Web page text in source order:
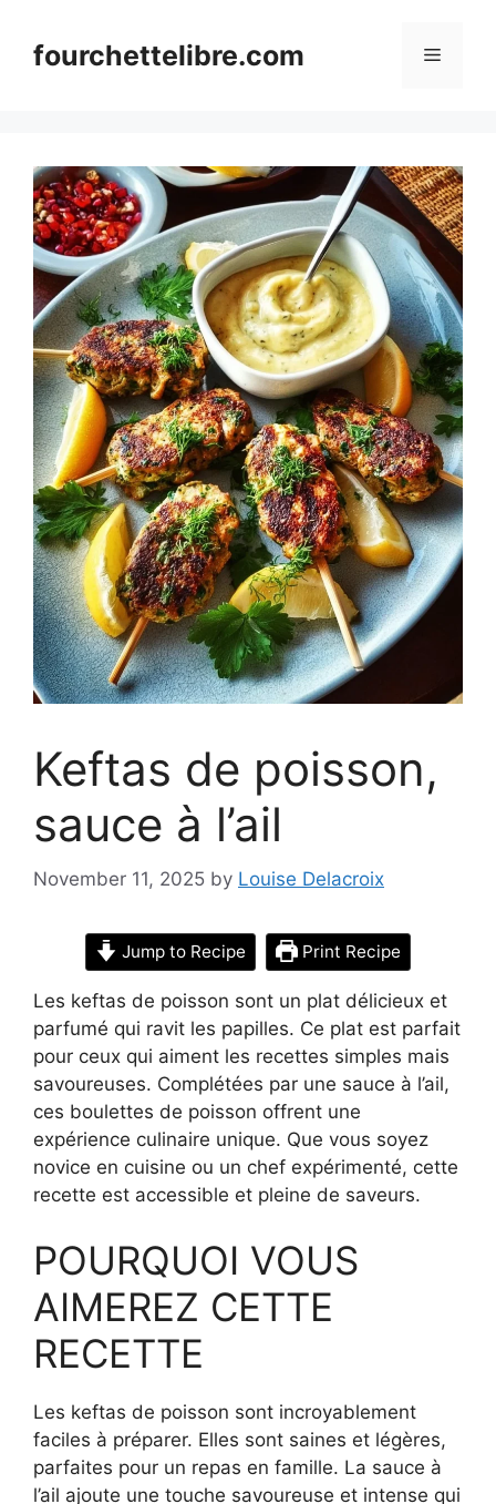
contentfourchettelibre.com Menu
Keftas de poisson,
sauce à l’ail
November 11, 2025 by Louise Delacroix
Jump to Recipe Print Recipe
Les keftas de poisson sont un plat délicieux et
parfumé qui ravit les papilles. Ce plat est parfait
pour ceux qui aiment les recettes simples mais
savoureuses. Complétées par une sauce à l’ail,
ces boulettes de poisson offrent une
expérience culinaire unique. Que vous soyez
novice en cuisine ou un chef expérimenté, cette
recette est accessible et pleine de saveurs.
POURQUOI VOUS
AIMEREZ CETTE
RECETTE
Les keftas de poisson sont incroyablement
faciles à préparer. Elles sont saines et légères,
parfaites pour un repas en famille. La sauce à
l’ail ajoute une touche savoureuse et intense qui